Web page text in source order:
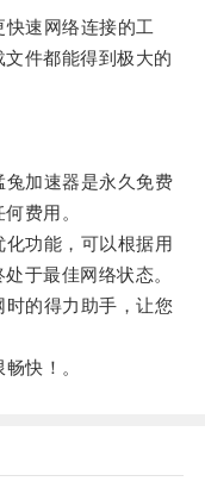
速网络连接的工
件都能得到极大的
加速器是永久免费
费用。
功能，可以根据用
于最佳网络状态。
的得力助手，让您
快！。